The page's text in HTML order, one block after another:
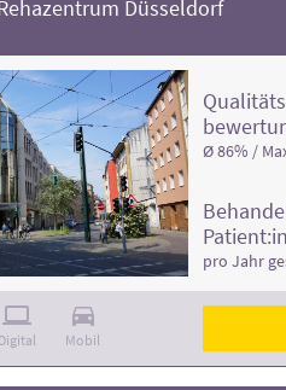
Düsseldorf
Digital Mobil
Ø 86% /
pro Jahr